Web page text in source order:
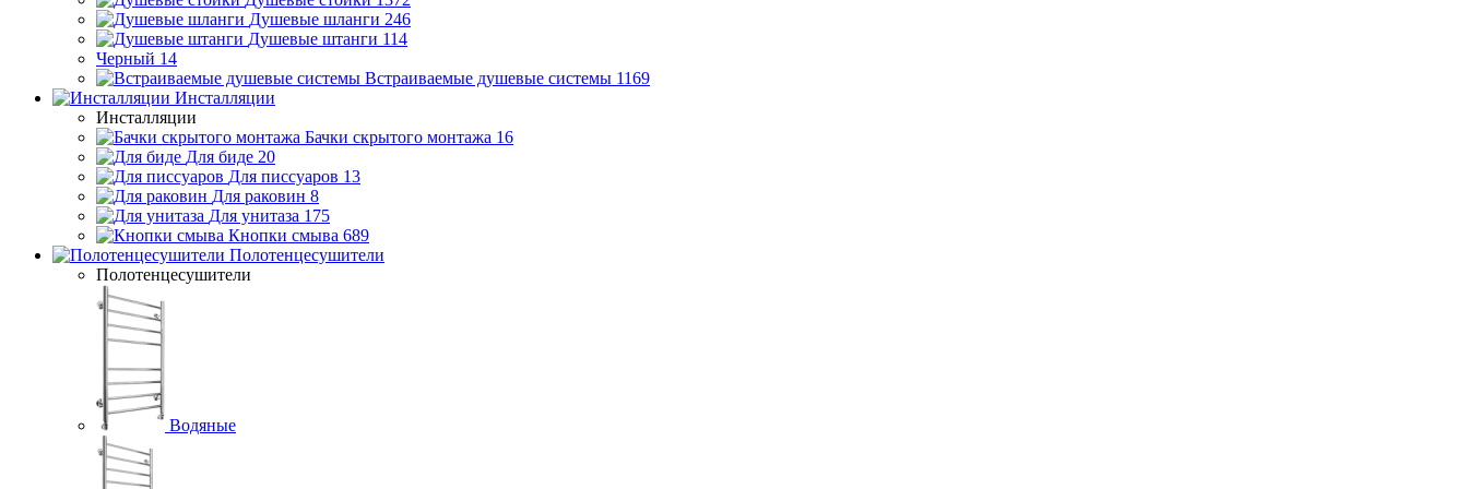
Душевые шланги 246
Душевые штанги 114
Черный 14
Встраиваемые душевые системы 1169
Инсталляции
Инсталляции
Бачки скрытого монтажа 16
Для биде 20
Для писсуаров 13
Для раковин 8
Для унитаза 175
Кнопки смыва 689
Полотенцесушители
Полотенцесушители
Водяные